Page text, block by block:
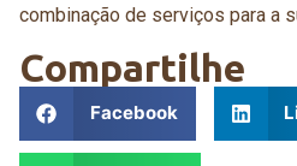
combinação de serviços para a
Compartilhe
Facebook